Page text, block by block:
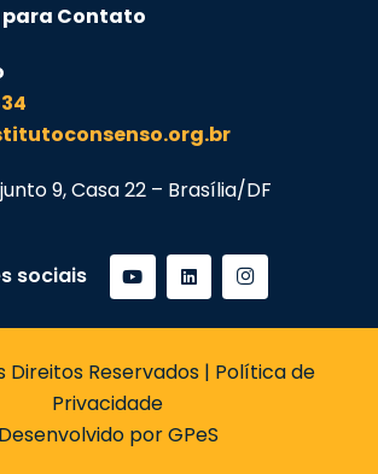
Contato
9, Casa 22 – Brasília/DF
sociais
Direitos Reservados | Política de
Privacidade
Desenvolvido por GPeS